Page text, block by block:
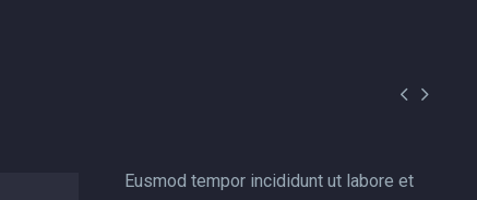
 
Eusmod tempor incididunt ut labore et